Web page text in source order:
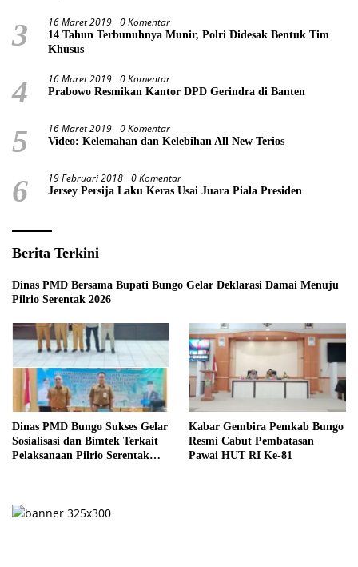
3 16 Maret 2019 0 Komentar
14 Tahun Terbunuhnya Munir, Polri Didesak Bentuk Tim
Khusus
4 16 Maret 2019 0 Komentar
Prabowo Resmikan Kantor DPD Gerindra di Banten
5 16 Maret 2019 0 Komentar
Video: Kelemahan dan Kelebihan All New Terios
6 19 Februari 2018 0 Komentar
Jersey Persija Laku Keras Usai Juara Piala Presiden
Berita Terkini
Dinas PMD Bersama Bupati Bungo Gelar Deklarasi Damai Menuju
Pilrio Serentak 2026
Dinas PMD Bungo Sukses Gelar
Sosialisasi dan Bimtek Terkait
Pelaksanaan Pilrio Serentak
Kabar Gembira Pemkab Bungo
Resmi Cabut Pembatasan
Pawai HUT RI Ke-81